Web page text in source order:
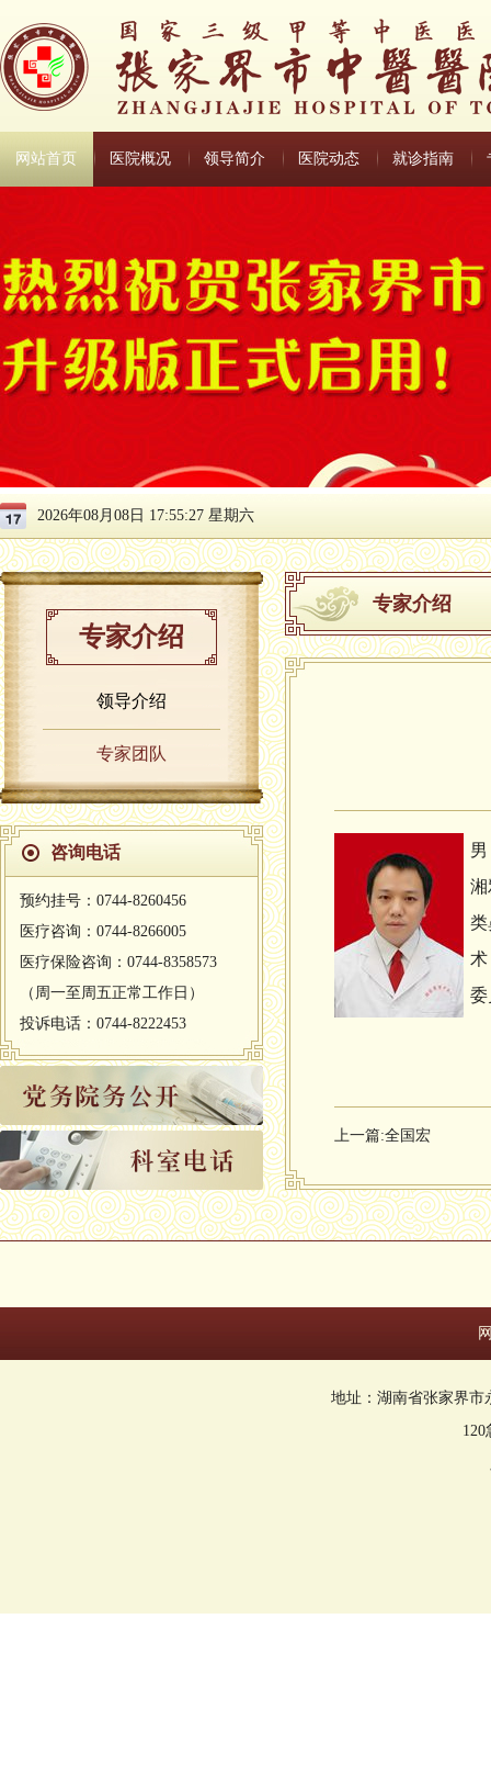
网站首页 医院概况 领导简介 医院动态 就诊指南
2026年08月08日 17:55:27 星期六
专家介绍
领导介绍
专家团队
咨询电话
预约挂号：0744-8260456
医疗咨询：0744-8266005
医疗保险咨询：0744-8358573
（周一至周五正常工作日）
投诉电话：0744-8222453
专家介绍
湘
类
术
委
上一篇:全国宏
地址：湖南省张家界市
120